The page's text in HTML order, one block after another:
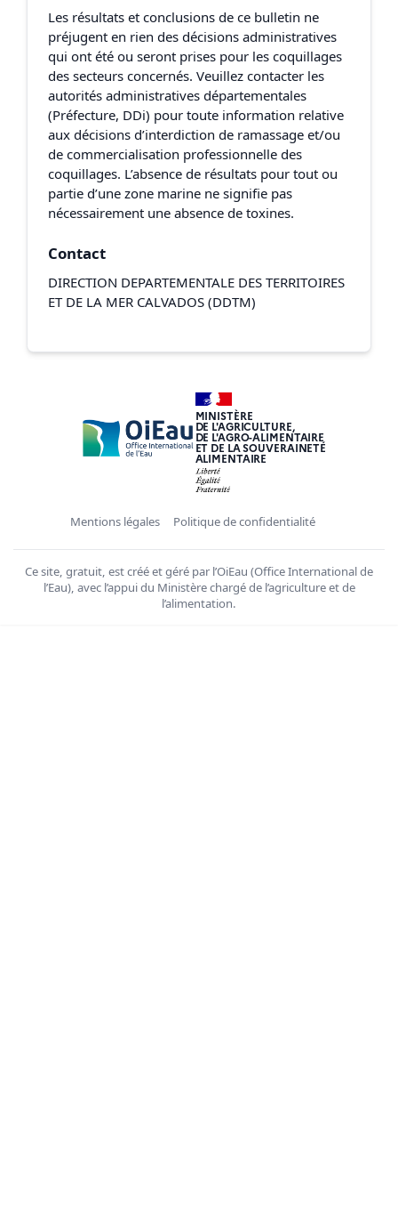
Les résultats et conclusions de ce bulletin ne
préjugent en rien des décisions administratives
qui ont été ou seront prises pour les coquillages
des secteurs concernés. Veuillez contacter les
autorités administratives départementales
(Préfecture, DDi) pour toute information relative
aux décisions d’interdiction de ramassage et/ou
de commercialisation professionnelle des
coquillages. L’absence de résultats pour tout ou
partie d’une zone marine ne signifie pas
nécessairement une absence de toxines.
Contact
DIRECTION DEPARTEMENTALE DES TERRITOIRES
ET DE LA MER CALVADOS (DDTM)
MINISTÈRE
DE L'AGRICULTURE,
DE L'AGRO-ALIMENTAIRE
ET DE LA SOUVERAINETÉ
ALIMENTAIRE
Mentions légales Politique de confidentialité
Ce site, gratuit, est créé et géré par l’OiEau (Office International de
l’Eau), avec l’appui du Ministère chargé de l’agriculture et de
l’alimentation.